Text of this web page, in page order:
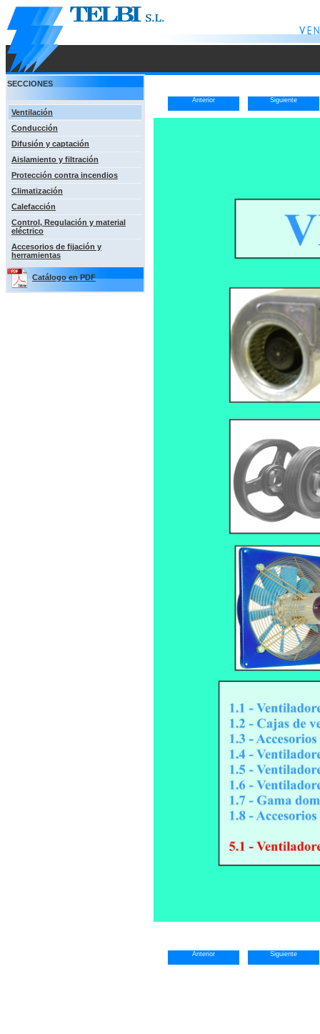
SECCIONES
Ventilación
Conducción
Difusión y captación
Aislamiento y filtración
Protección contra incendios
Climatización
Calefacción
Control, Regulación y material
eléctrico
Accesorios de fijación y
herramientas
Catálogo en PDF
Anterior Siguiente
Anterior Siguiente